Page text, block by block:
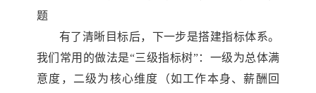
题
有了清晰目标后，下一步是搭建指标体系。
我们常用的做法是“三级指标树”：一级为总体满
意度，二级为核心维度（如工作本身、薪酬回